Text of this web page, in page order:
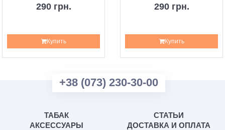
290 грн.
Купить
290 грн.
Купить
+38 (073) 230-30-00
ТАБАК
АКСЕССУАРЫ
СТАТЬИ
ДОСТАВКА И ОПЛАТА